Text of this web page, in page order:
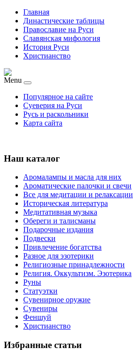
Главная
Династические таблицы
Православие на Руси
Славянская мифология
История Руси
Христианство
Menu
Популярное на сайте
Суеверия на Руси
Русь и раскольники
Карта сайта
Наш каталог
Аромалампы и масла для них
Ароматические палочки и свечи
Все для медитации и релаксации
Историческая литература
Медитативная музыка
Обереги и талисманы
Подарочные издания
Подвески
Привлечение богатства
Разное для эзотерики
Религиозные принадлежности
Религия. Оккультизм. Эзотерика
Руны
Статуэтки
Сувенирное оружие
Сувениры
Феншуй
Христианство
Избранные статьи